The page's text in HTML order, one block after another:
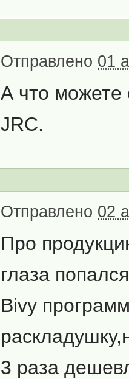
Отправлено 01
А что можете
JRC.
Отправлено 02
Про
глаза
Bivy
3 раза